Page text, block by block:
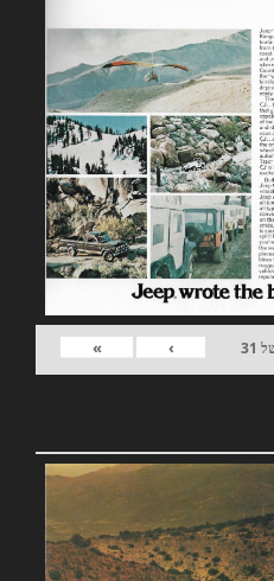
31
›
»